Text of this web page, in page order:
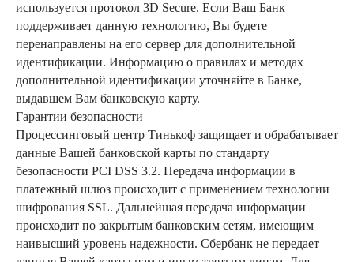
используется протокол 3D Secure. Если Ваш Банк
поддерживает данную технологию, Вы будете
перенаправлены на его сервер для дополнительной
идентификации. Информацию о правилах и методах
дополнительной идентификации уточняйте в Банке,
выдавшем Вам банковскую карту.
Гарантии безопасности
Процессинговый центр Тинькоф защищает и обрабатывает
данные Вашей банковской карты по стандарту
безопасности PCI DSS 3.2. Передача информации в
платежный шлюз происходит с применением технологии
шифрования SSL. Дальнейшая передача информации
происходит по закрытым банковским сетям, имеющим
наивысший уровень надежности. Сбербанк не передает